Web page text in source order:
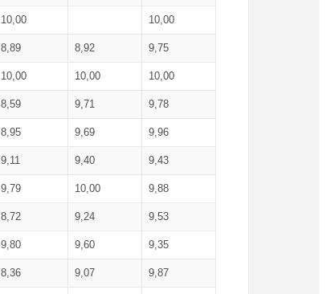
10,00 10,00
8,89 8,92 9,75
10,00 10,00 10,00
8,59 9,71 9,78
8,95 9,69 9,96
9,11 9,40 9,43
9,79 10,00 9,88
8,72 9,24 9,53
9,80 9,60 9,35
8,36 9,07 9,87